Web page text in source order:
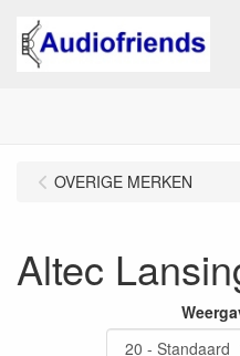
OVERIGE MERKEN
Altec